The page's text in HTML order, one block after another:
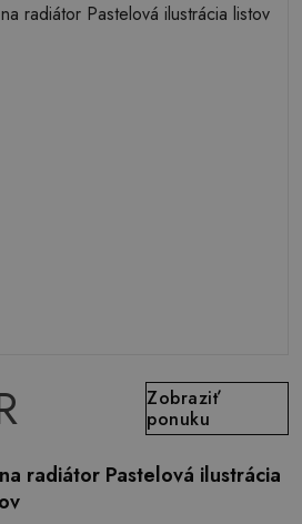
Zobraziť
ponuku
radiátor Pastelová ilustrácia